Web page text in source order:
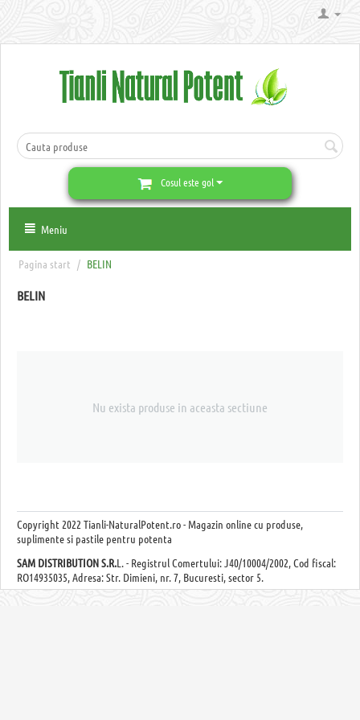
Cosul este gol
Meniu
Pagina start / BELIN
BELIN
Nu exista produse in aceasta sectiune
Copyright 2022 Tianli-NaturalPotent.ro - Magazin online cu produse,
suplimente si pastile pentru potenta
SAM DISTRIBUTION S.R.L. - Registrul Comertului: J40/10004/2002, Cod fiscal:
RO14935035, Adresa: Str. Dimieni, nr. 7, Bucuresti, sector 5.